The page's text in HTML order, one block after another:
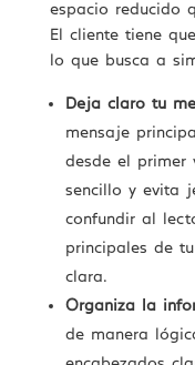
espacio reducido
El cliente tiene
lo que busca a
Deja claro tu
mensaje
desde el primer
sencillo y evita
confundir al
principales de
clara.
Organiza la
de manera